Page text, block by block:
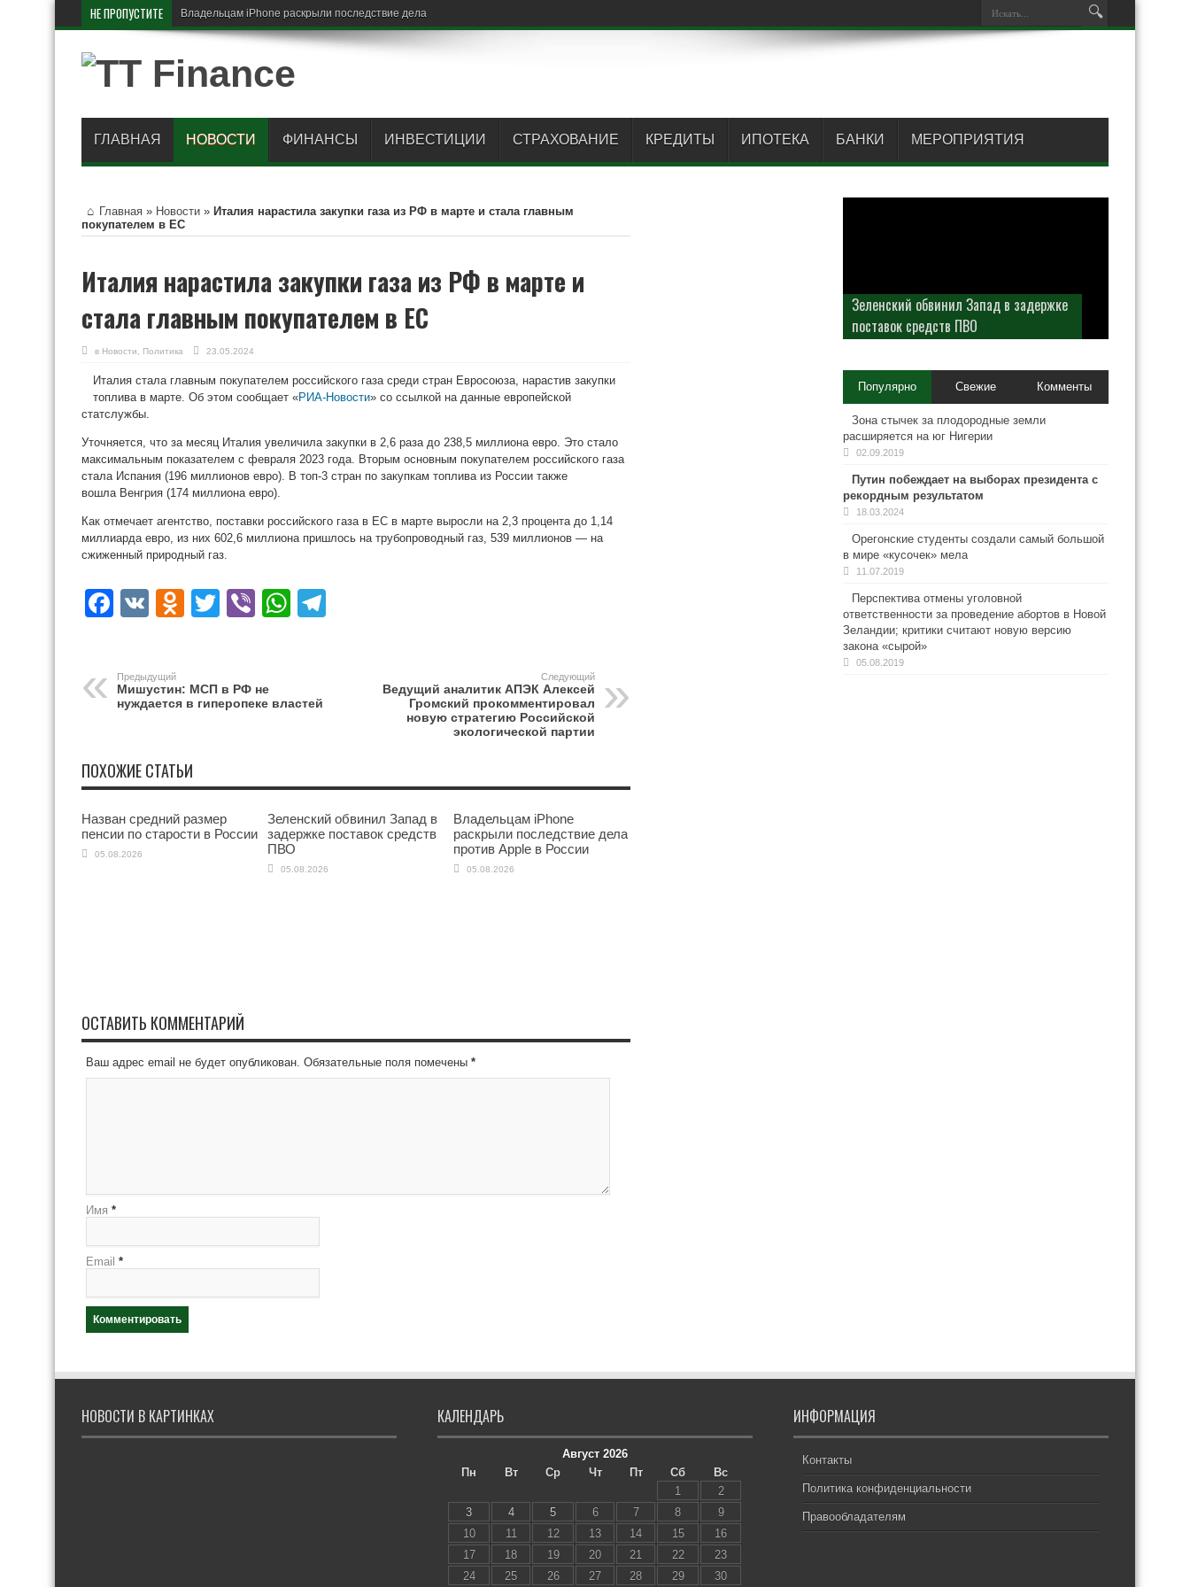
НЕ ПРОПУСТИТЕ Владельцам iPhone раскрыли последствие дела против Apple
ГЛАВНАЯ НОВОСТИ ФИНАНСЫ ИНВЕСТИЦИИ СТРАХОВАНИЕ КРЕДИТЫ ИПОТЕКА БАНКИ МЕРОПРИЯТИЯ
Главная » Новости » Италия нарастила закупки газа из РФ в марте и стала главным
покупателем в ЕС
Италия нарастила закупки газа из РФ в марте и
стала главным покупателем в ЕС
в Новости Политика 23.05.2024
Италия стала главным покупателем российского газа среди стран Евросоюза, нарастив закупки
топлива в марте. Об этом сообщает «РИА-Новости» со ссылкой на данные европейской
статслужбы.
Уточняется, что за месяц Италия увеличила закупки в 2,6 раза до 238,5 миллиона евро. Это стало
максимальным показателем с февраля 2023 года. Вторым основным покупателем российского газа
стала Испания (196 миллионов евро). В топ-3 стран по закупкам топлива из России также
вошла Венгрия (174 миллиона евро).
Как отмечает агентство, поставки российского газа в ЕС в марте выросли на 2,3 процента до 1,14
миллиарда евро, из них 602,6 миллиона пришлось на трубопроводный газ, 539 миллионов — на
сжиженный природный газ.
Facebook
VK Odnoklassniki
Twitter
ViberWhatsApp
Предыдущий
Мишустин: МСП в РФ не
нуждается в гиперопеке властей
Следующий
Ведущий аналитик АПЭК Алексей
Громский прокомментировал
новую стратегию Российской
экологической партии
ПОХОЖИЕ СТАТЬИ
Назван средний размер
пенсии по старости в России
05.08.2026
Зеленский обвинил Запад в
задержке поставок средств
ПВО
05.08.2026
Владельцам iPhone
раскрыли последствие дела
против Apple в России
05.08.2026
ОСТАВИТЬ КОММЕНТАРИЙ
Ваш адрес email не будет опубликован. Обязательные поля помечены *
Имя *
Email *
Зеленский обвинил Запад в задержке
поставок средств ПВО
Популярно Свежие Комменты
Зона стычек за плодородные земли
расширяется на юг Нигерии
02.09.2019
Путин побеждает на выборах президента с
рекордным результатом
18.03.2024
Орегонские студенты создали самый большой
в мире «кусочек» мела
11.07.2019
Перспектива отмены уголовной
ответственности за проведение абортов в Новой
Зеландии; критики считают новую версию
закона «сырой»
05.08.2019
НОВОСТИ В КАРТИНКАХ КАЛЕНДАРЬ
Август 2026
Пн
Вт Ср Чт Пт Сб
Вс
1
2
3
4 5 6 7 8
9
10
11 12 13 14 15
16
17
18 19 20 21 22
23
24
25 26 27 28 29 30
ИНФОРМАЦИЯ
Контакты
Политика конфиденциальности
Правообладателям